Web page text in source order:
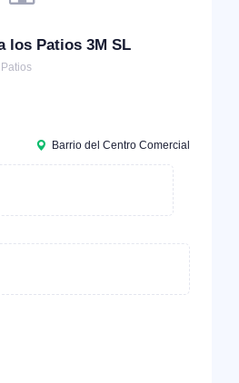
los Patios 3M SL
Barrio del Centro Comercial